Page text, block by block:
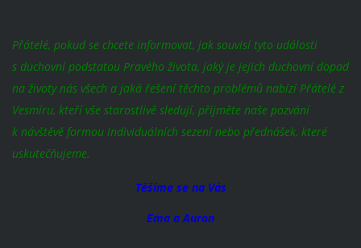
Přátelé, pokud se chcete informovat, jak souvisí tyto události
s duchovní podstatou Pravého života, jaký je jejich duchovní dopad
na životy nás všech a jaká řešení těchto problémů nabízí Přátelé z
Vesmíru, kteří vše starostlivě sledují, přijměte naše pozvání
k návštěvě formou individuálních sezení nebo přednášek, které
uskutečňujeme.
Těšíme se na Vás
Ema a Auron